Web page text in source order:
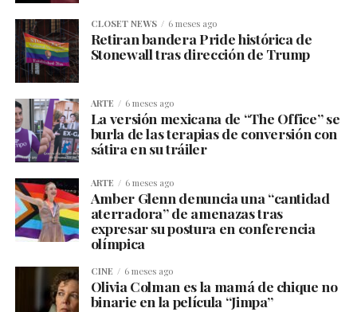
CLOSET NEWS 6 meses ago
Retiran bandera Pride histórica de
Stonewall tras dirección de Trump
ARTE 6 meses ago
La versión mexicana de “The Office” se
burla de las terapias de conversión con
sátira en su tráiler
ARTE 6 meses ago
Amber Glenn denuncia una “cantidad
aterradora” de amenazas tras
expresar su postura en conferencia
olímpica
CINE 6 meses ago
Olivia Colman es la mamá de chique no
binarie en la película “Jimpa”